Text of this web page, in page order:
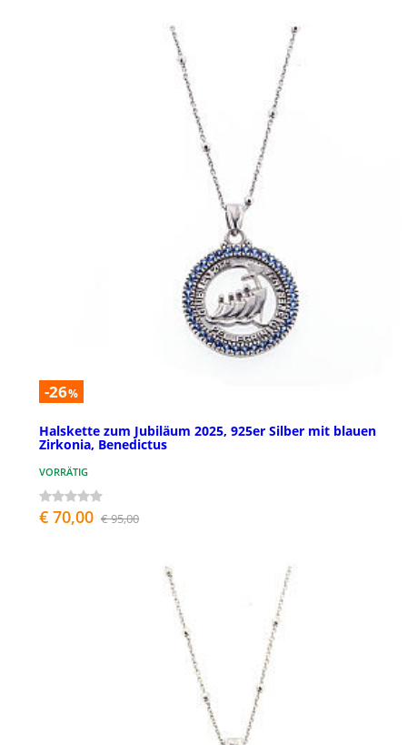
-26%
Halskette zum Jubiläum 2025, 925er Silber mit blauen
Zirkonia, Benedictus
VORRÄTIG
€ 70,00 € 95,00